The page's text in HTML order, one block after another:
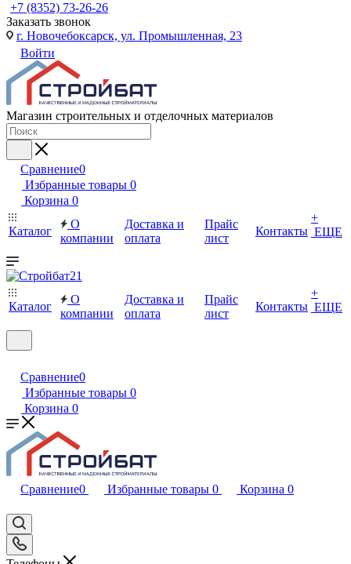
+7 (8352) 73-26-26
Заказать звонок
г. Новочебоксарск, ул. Промышленная, 23
Войти
Магазин строительных и отделочных материалов
Сравнение0
Избранные товары 0
Корзина 0
Каталог
О
компании
Доставка и
оплата
Прайс
лист
Контакты
+
ЕЩЕ
Каталог
О
компании
Доставка и
оплата
Прайс
лист
Контакты
+
ЕЩЕ
Сравнение0
Избранные товары 0
Корзина 0
Сравнение0 Избранные товары 0 Корзина 0